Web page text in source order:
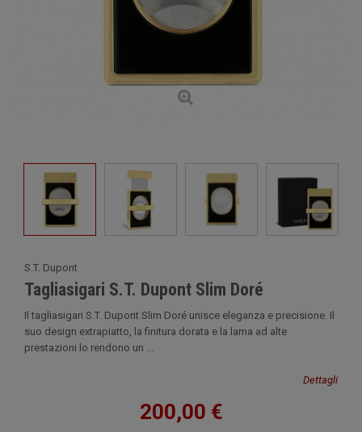
S.T. Dupont
Tagliasigari S.T. Dupont Slim Doré
Il tagliasigari S.T. Dupont Slim Doré unisce eleganza e precisione. Il
suo design extrapiatto, la finitura dorata e la lama ad alte
prestazioni lo rendono un ...
Dettagli
200,00 €